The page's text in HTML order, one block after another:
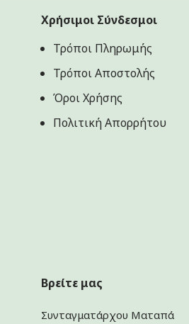
Χρήσιμοι Σύνδεσμοι
Τρόποι Πληρωμής
Τρόποι Αποστολής
Όροι Χρήσης
Πολιτική Aπορρήτου
Βρείτε μας
Συνταγματάρχου Ματαπά